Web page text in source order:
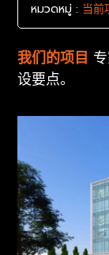
หมวดหมู่ : 当前
我们的项目
设要点。